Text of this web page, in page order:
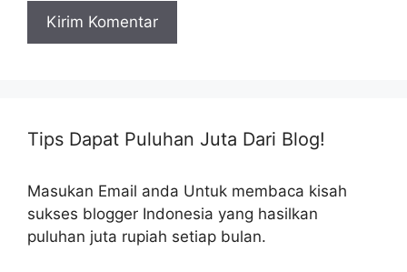
Tips Dapat Puluhan Juta Dari Blog!
Masukan Email anda Untuk membaca kisah
sukses blogger Indonesia yang hasilkan
puluhan juta rupiah setiap bulan.